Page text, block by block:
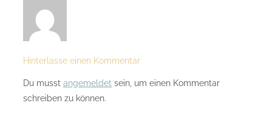
Hinterlasse einen Kommentar
Du musst angemeldet sein, um einen Kommentar
schreiben zu können.